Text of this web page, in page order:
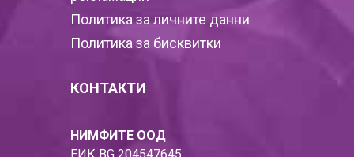
Политика за личните данни
Политика за бисквитки
КОНТАКТИ
НИМФИТЕ ООД